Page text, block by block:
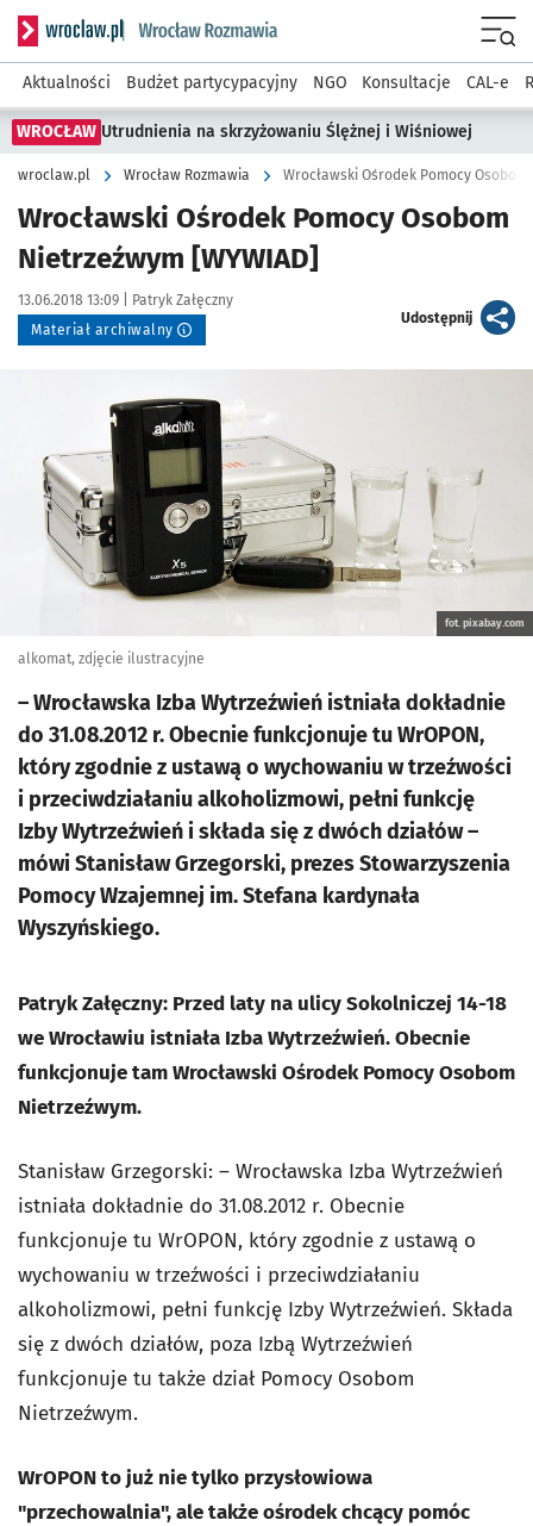
Serwis informacyjny wroclaw.pl podserwis: Rozmawia
Aktualności Budżet partycypacyjny NGO Konsultacje CAL-e
WROCŁAW Utrudnienia na skrzyżowaniu Ślężnej i Wiśniowej
wroclaw.pl Wrocław Rozmawia Wrocławski Ośrodek Pomocy Osobom
Wrocławski Ośrodek Pomocy Osobom
Nietrzeźwym [WYWIAD]
Data publikacji:
13.06.2018 13:09 | Autor:
Patryk Załęczny
Materiał archiwalny
Udostępnijartykuł
fot. pixabay.com
alkomat, zdjęcie ilustracyjne
– Wrocławska Izba Wytrzeźwień istniała dokładnie
do 31.08.2012 r. Obecnie funkcjonuje tu WrOPON,
który zgodnie z ustawą o wychowaniu w trzeźwości
i przeciwdziałaniu alkoholizmowi, pełni funkcję
Izby Wytrzeźwień i składa się z dwóch działów –
mówi Stanisław Grzegorski, prezes Stowarzyszenia
Pomocy Wzajemnej im. Stefana kardynała
Wyszyńskiego.
Patryk Załęczny: Przed laty na ulicy Sokolniczej 14-18
we Wrocławiu istniała Izba Wytrzeźwień. Obecnie
funkcjonuje tam Wrocławski Ośrodek Pomocy Osobom
Nietrzeźwym.
Stanisław Grzegorski: – Wrocławska Izba Wytrzeźwień
istniała dokładnie do 31.08.2012 r. Obecnie
funkcjonuje tu WrOPON, który zgodnie z ustawą o
wychowaniu w trzeźwości i przeciwdziałaniu
alkoholizmowi, pełni funkcję Izby Wytrzeźwień. Składa
się z dwóch działów, poza Izbą Wytrzeźwień
funkcjonuje tu także dział Pomocy Osobom
Nietrzeźwym.
WrOPON to już nie tylko przysłowiowa
"przechowalnia", ale także ośrodek chcący pomóc